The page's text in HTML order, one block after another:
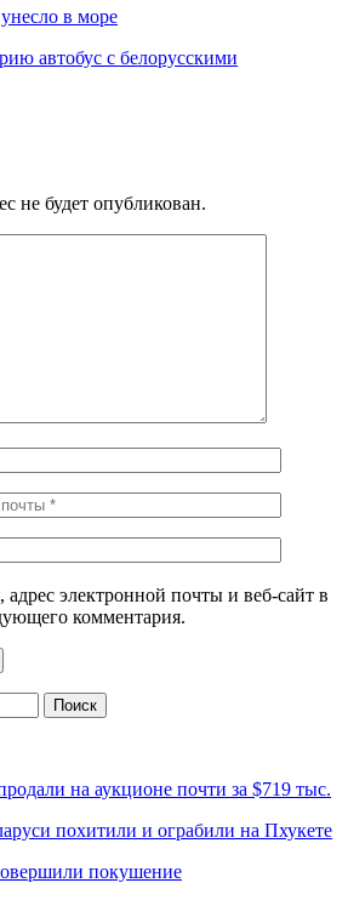
в море
автобус с белорусскими
не будет опубликован.
электронной почты и веб-сайт в
комментария.
на аукционе почти за $719 тыс.
похитили и ограбили на Пхукете
покушение